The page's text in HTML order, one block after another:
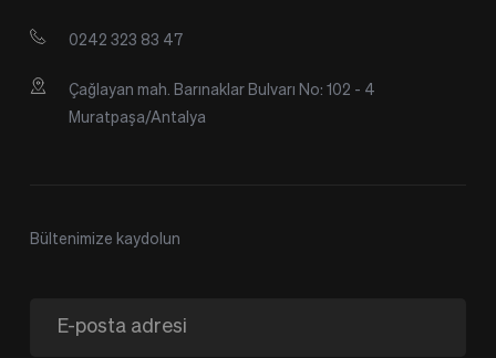
0242 323 83 47
Çağlayan mah. Barınaklar Bulvarı No: 102 - 4
Muratpaşa/Antalya
Bültenimize kaydolun